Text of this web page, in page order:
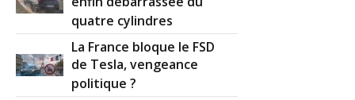
quatre cylindres
La France bloque le FSD
de Tesla, vengeance
politique ?